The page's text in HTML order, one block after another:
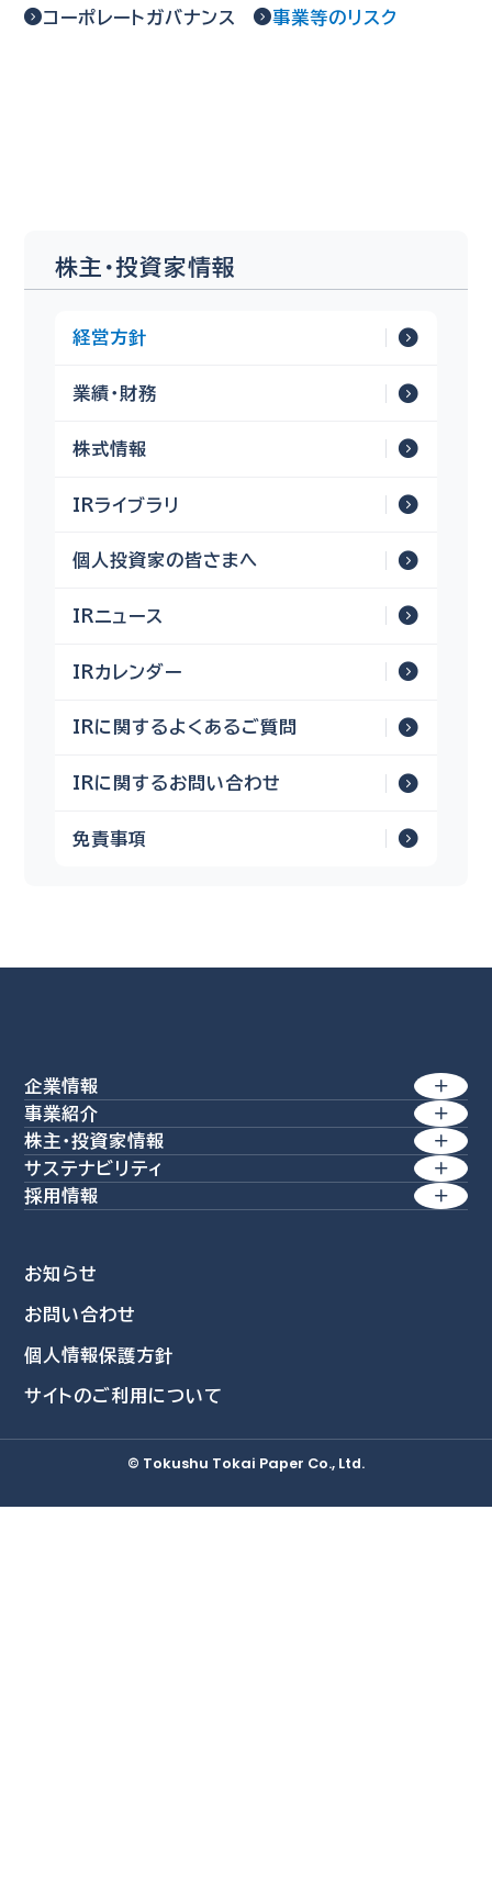
コーポレートガバナンス 事業等のリスク
株主・投資家情報
経営方針
業績・財務
株式情報
IRライブラリ
個人投資家の皆さまへ
IRニュース
IRカレンダー
IRに関するよくあるご質問
IRに関するお問い合わせ
免責事項
企業情報
トップメッセージ
経営理念 / 行動規範
コーポレート・アイデンティティー
会社概要
沿革
事業所・グループ拠点
事業紹介
製紙事業
産業素材
環境関連事業
資源再活用
株主・投資家情報
経営方針
株式情報
IRライブラリ
個人投資家の皆さまへ
IRカレンダー
IRに関するよくあるご質問
サステナビリティ
方針一覧
ガバナンス
データ集
ESGデータ集
採用情報
社員を知る
新卒採用情報
採用担当者より
募集要項
お知らせ
お問い合わせ
個人情報保護方針
サイトのご利用について
© Tokushu Tokai Paper Co., Ltd.